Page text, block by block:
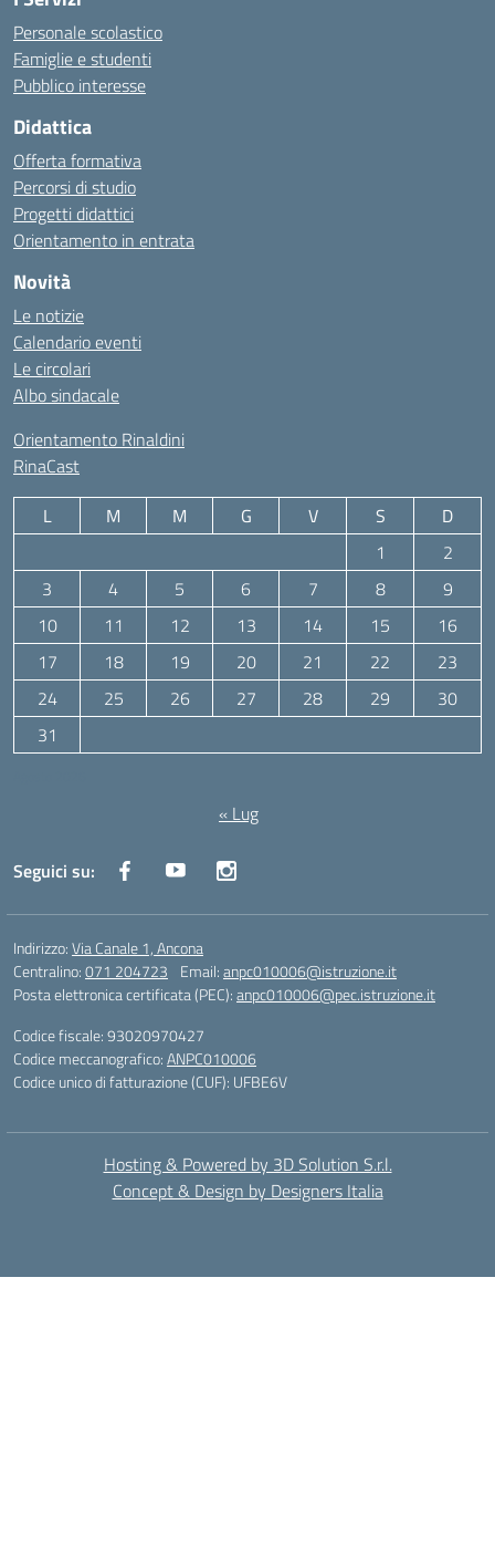
Personale scolastico
Famiglie e studenti
Pubblico interesse
Didattica
Offerta formativa
Percorsi di studio
Progetti didattici
Orientamento in entrata
Novità
Le notizie
Calendario eventi
Le circolari
Albo sindacale
Orientamento Rinaldini
RinaCast
L M M G V S
D
1
2
3
4 5 6 7 8
9
10
11 12 13 14 15
16
17
18 19 20 21 22
23
24
25 26 27 28 29
30
31
« Lug
Seguici su:
Indirizzo:Via Canale 1, Ancona
Centralino:071 204723 Email:anpc010006@istruzione.it
Posta elettronica certificata (PEC):anpc010006@pec.istruzione.it
Codice fiscale: 93020970427
Codice meccanografico:ANPC010006
Codice unico di fatturazione (CUF): UFBE6V
Hosting & Powered by 3D Solution S.r.l.
Concept & Design by Designers Italia